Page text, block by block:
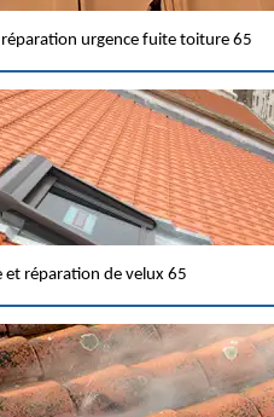
réparation urgence fuite toiture 65
et réparation de velux 65